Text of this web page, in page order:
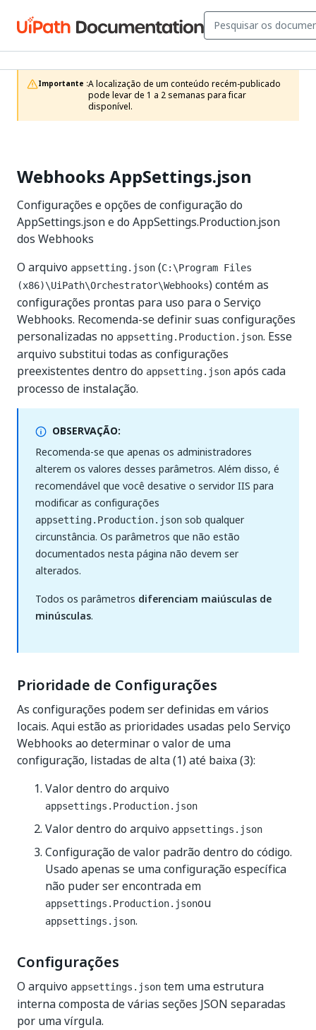
Importante :A localização de um conteúdo recém-publicado
pode levar de 1 a 2 semanas para ficar
disponível.
Webhooks AppSettings.json
Configurações e opções de configuração do
AppSettings.json e do AppSettings.Production.json
dos Webhooks
O arquivo appsetting.json (C:\Program Files
(x86)\UiPath\Orchestrator\Webhooks) contém as
configurações prontas para uso para o Serviço
Webhooks. Recomenda-se definir suas configurações
personalizadas no appsetting.Production.json. Esse
arquivo substitui todas as configurações
preexistentes dentro do appsetting.json após cada
processo de instalação.
OBSERVAÇÃO:
Recomenda-se que apenas os administradores
alterem os valores desses parâmetros. Além disso, é
recomendável que você desative o servidor IIS para
modificar as configurações
appsetting.Production.json sob qualquer
circunstância. Os parâmetros que não estão
documentados nesta página não devem ser
alterados.
Todos os parâmetros diferenciam maiúsculas de
minúsculas.
Prioridade de Configurações
As configurações podem ser definidas em vários
locais. Aqui estão as prioridades usadas pelo Serviço
Webhooks ao determinar o valor de uma
configuração, listadas de alta (1) até baixa (3):
Valor dentro do arquivo
appsettings.Production.json
Valor dentro do arquivo appsettings.json
Configuração de valor padrão dentro do código.
Usado apenas se uma configuração específica
não puder ser encontrada em
appsettings.Production.jsonou
appsettings.json.
Configurações
O arquivo appsettings.json tem uma estrutura
interna composta de várias seções JSON separadas
por uma vírgula.